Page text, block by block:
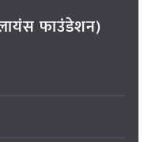
फाउंडेशन)